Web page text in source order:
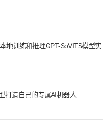
地训练和推理GPT-SoVITS模型实
打造自己的专属AI机器人